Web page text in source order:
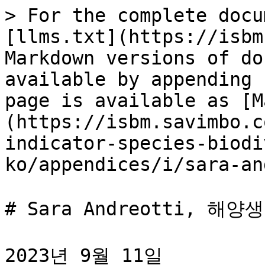
> For the complete
[llms.txt](https://
Markdown versions of
available by
page is available as
(https://
indicator-species-
ko/appendices/i/sara-
# Sara Andreotti, 해양생
2023년 9월 11일